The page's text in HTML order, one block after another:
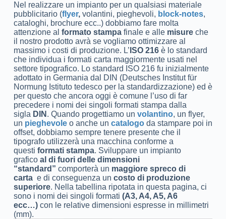
Nel realizzare un impianto per un qualsiasi materiale
pubblicitario (flyer,volantini, pieghevoli, block-notes,
cataloghi, brochure ecc..) dobbiamo fare molta
attenzione al formato stampafinale e alle misureche
il nostro prodotto avrà se vogliamo ottimizzare al
massimo i costi di produzione. L’ ISO 216è lo standard
che individua i formati carta maggiormente usati nel
settore tipografico. Lo standard ISO 216 fu inizialmente
adottato in Germania dal DIN (Deutsches Institut für
Normung Istituto tedesco per la standardizzazione) ed è
per questo che ancora oggi è comune l’uso di far
precedere i nomi dei singoli formati stampa dalla
sigla DIN . Quando progettiamo un volantino, un flyer,
un pieghevoleo anche un catalogoda stampare poi in
offset, dobbiamo sempre tenere presente che il
tipografo utilizzerà una macchina conforme a
questi formati stampa. Sviluppare un impianto
grafico al di fuori delle dimensioni
“standard” comporterà un maggiore spreco di
carta e di conseguenza un costo di produzione
superiore. Nella tabellina ripotata in questa pagina, ci
sono i nomi dei singoli formati (A3, A4, A5, A6
ecc…)con le relative dimensioni espresse in millimetri
(mm).